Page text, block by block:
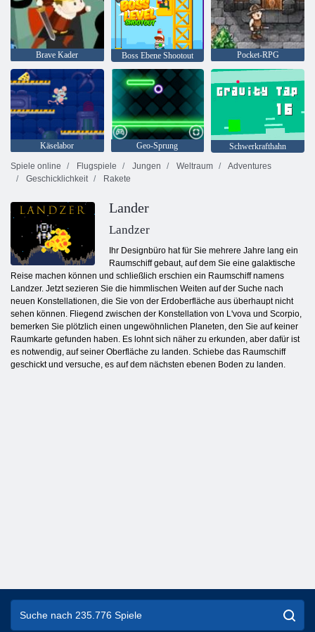
Brave Kader Boss Ebene Shootout Pocket-RPG
Käselabor Geo-Sprung
Schwerkrafthahn
Spiele online
Flugspiele Jungen Weltraum
Adventures
Geschicklichkeit
Rakete
Lander
Landzer
Ihr Designbüro hat für Sie mehrere Jahre lang ein
Raumschiff gebaut, auf dem Sie eine galaktische
Reise machen können und schließlich erschien ein Raumschiff namens
Landzer. Jetzt sezieren Sie die himmlischen Weiten auf der Suche nach
neuen Konstellationen, die Sie von der Erdoberfläche aus überhaupt nicht
sehen können. Fliegend zwischen der Konstellation von L'vova und Scorpio,
bemerken Sie plötzlich einen ungewöhnlichen Planeten, den Sie auf keiner
Raumkarte gefunden haben. Es lohnt sich näher zu erkunden, aber dafür ist
es notwendig, auf seiner Oberfläche zu landen. Schiebe das Raumschiff
geschickt und versuche, es auf dem nächsten ebenen Boden zu landen.